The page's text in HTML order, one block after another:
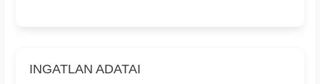
INGATLAN ADATAI